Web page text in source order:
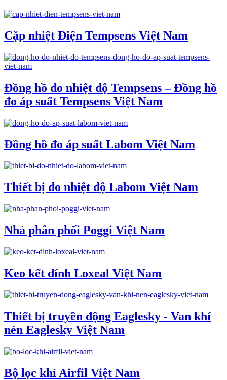
Cặp nhiệt Điện Tempsens Việt Nam
Đồng hồ đo nhiệt độ Tempsens – Đồng hồ
đo áp suất Tempsens Việt Nam
Đồng hồ đo áp suất Labom Việt Nam
Thiết bị đo nhiệt độ Labom Việt Nam
Nhà phân phối Poggi Việt Nam
Keo kết dính Loxeal Việt Nam
Thiết bị truyền động Eaglesky - Van khí
nén Eaglesky Việt Nam
Bộ lọc khí Airfil Việt Nam